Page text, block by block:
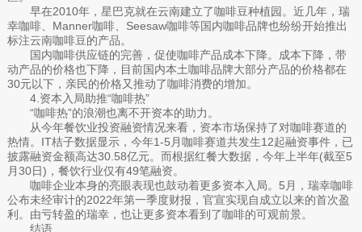
早在2010年，星巴克就在云南建立了咖啡豆种植园。近几年，瑞
幸咖啡、Manner咖啡、Seesaw咖啡等国内咖啡品牌也纷纷开始推出
标注云南咖啡豆的产品。
国内咖啡供应链的完善，促使咖啡产品成本下降。成本下降，带
动产品的价格也下降，目前国内本土咖啡品牌大部分产品的价格都在
30元以下，亲民的价格又推动了咖啡消费的增加。
4.资本入局助推“咖啡热”
“咖啡热”的浪潮也离不开资本的助力。
从今年餐饮业投资融资情况来看，资本市场保持了对咖啡赛道的
热情。IT桔子数据显示，今年1-5月咖啡赛道共发生12起融资事件，已
披露融资金额高达30.58亿元。而根据红餐大数据，今年上半年(截至5
月30日)，餐饮行业仅有49笔融资。
咖啡企业本身的亮眼表现也鼓动着更多资本入局。5月，瑞幸咖啡
公布未经审计的2022年第一季度财报，官宣实现自成立以来的首次盈
利。由亏转盈的瑞幸，也让更多资本看到了咖啡的可观前景。
结语